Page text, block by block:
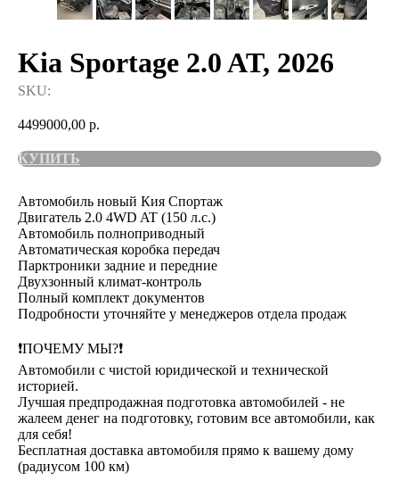
Kia Sportage 2.0 AT, 2026
SKU:
4499000,00 р.
КУПИТЬ
Автомобиль новый Кия Спортаж
Двигатель 2.0 4WD AT (150 л.с.)
Автомобиль полноприводный
Автоматическая коробка передач
Парктроники задние и передние
Двухзонный климат-контроль
Полный комплект документов
Подробности уточняйте у менеджеров отдела продаж
❗️ПОЧЕМУ МЫ?❗️
Автомобили с чистой юридической и технической
историей.
Лучшая предпродажная подготовка автомобилей - не
жалеем денег на подготовку, готовим все автомобили, как
для себя!
Бесплатная доставка автомобиля прямо к вашему дому
(радиусом 100 км)